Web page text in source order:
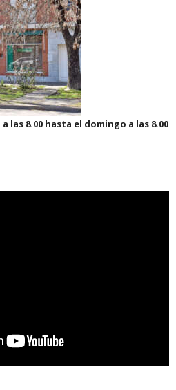
las 8.00 hasta el domingo a las 8.00